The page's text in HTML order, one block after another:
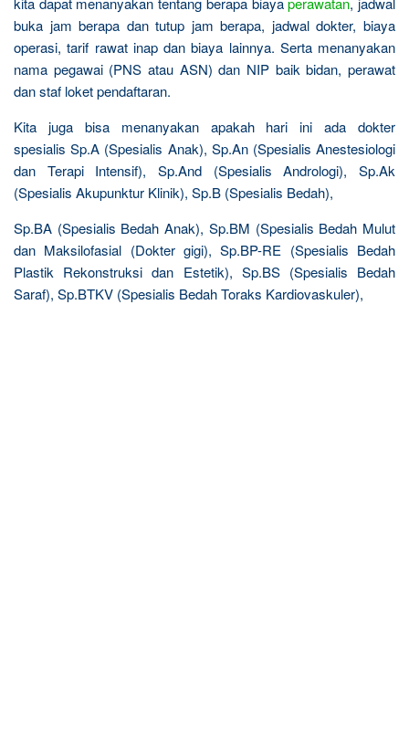
buka jam berapa dan tutup jam berapa, jadwal dokter, biaya
operasi, tarif rawat inap dan biaya lainnya. Serta menanyakan
nama pegawai (PNS atau ASN) dan NIP baik bidan, perawat
dan staf loket pendaftaran.
Kita juga bisa menanyakan apakah hari ini ada dokter
spesialis Sp.A (Spesialis Anak), Sp.An (Spesialis Anestesiologi
dan Terapi Intensif), Sp.And (Spesialis Andrologi), Sp.Ak
(Spesialis Akupunktur Klinik), Sp.B (Spesialis Bedah),
Sp.BA (Spesialis Bedah Anak), Sp.BM (Spesialis Bedah Mulut
dan Maksilofasial (Dokter gigi), Sp.BP-RE (Spesialis Bedah
Plastik Rekonstruksi dan Estetik), Sp.BS (Spesialis Bedah
Saraf), Sp.BTKV (Spesialis Bedah Toraks Kardiovaskuler),